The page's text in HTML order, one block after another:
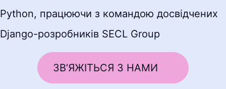
Python, працюючи з командою досвідчених
Django-розробників SECL Group
ЗВ’ЯЖІТЬСЯ З НАМИ